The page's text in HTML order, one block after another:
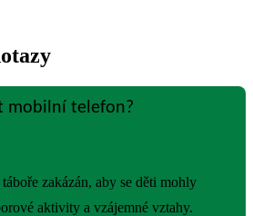
mobilní telefon?
zakázán, aby se děti mohly
aktivity a vzájemné vztahy.